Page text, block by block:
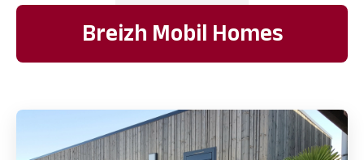
Breizh Mobil Homes